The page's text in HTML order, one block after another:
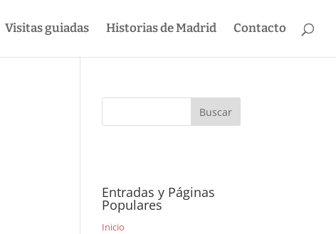
Visitas guiadas Historias de Madrid Contacto
Entradas y Páginas
Populares
Inicio